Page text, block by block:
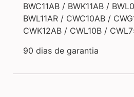
BWC11AB / BWK11AB /
BWL11AR / CWC10AB /
CWK12AB / CWL10B /
90 dias de garantia